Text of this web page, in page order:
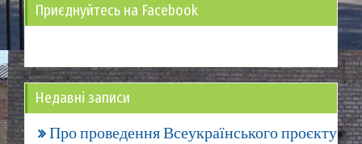
Приєднуйтесь на Facebook
Недавні записи
Про проведення Всеукраїнського проєкту